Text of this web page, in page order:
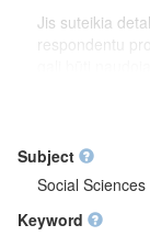
Jis suteikia
respondentu
kuriuos
This dataset
data file of
(Lithuanian
05-30.
Subject
Social Sciences
Keyword